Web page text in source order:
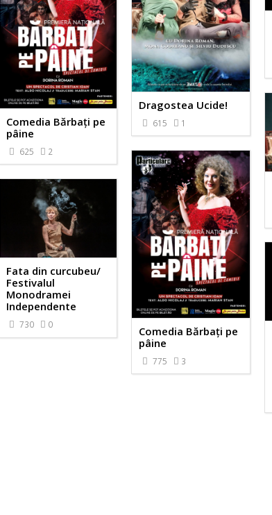
Dragostea Ucide!
615 1
Comedia Bărbați pe
pâine
625 2
Comedia Bărbați pe
pâine
775 3
Fata din curcubeu/
Festivalul
Monodramei
Independente
730 0